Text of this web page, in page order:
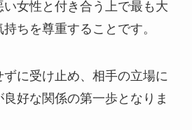
女性と付き合う上で最も大
ちを尊重することです。
に受け止め、相手の立場に
好な関係の第一歩となりま